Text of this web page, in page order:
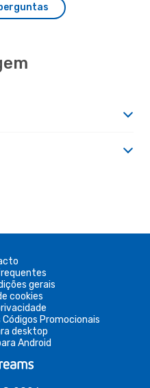
gerais
cookies
Promocionais
desktop
Android